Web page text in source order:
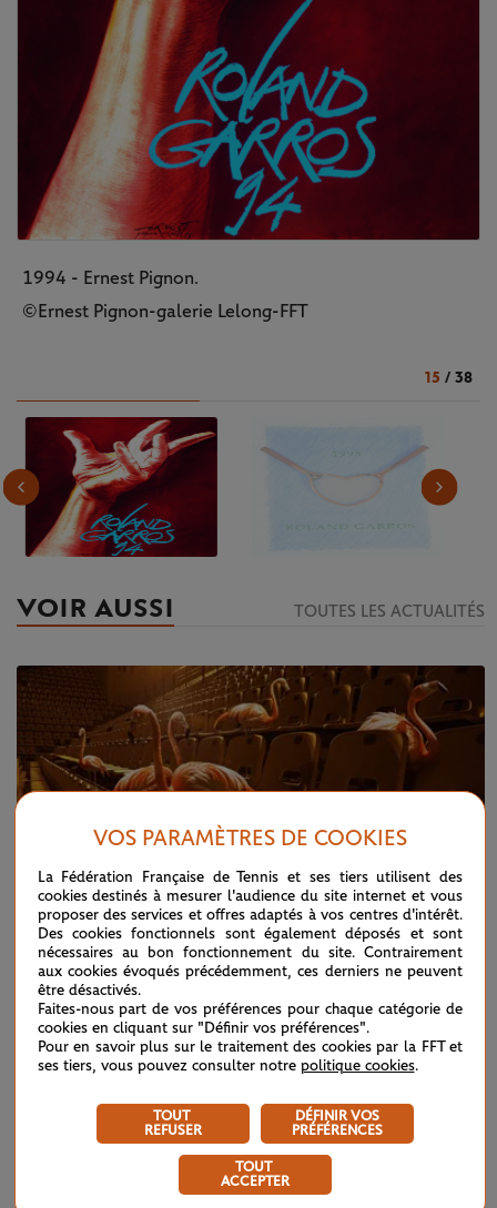
1994 - Ernest Pignon.
©Ernest Pignon-galerie Lelong-FFT
15 / 38
VOIR AUSSI TOUTES LES ACTUALITÉS
JEUDI 18 JANVIER 2018
Terre sauvage
VOS PARAMÈTRES DE COOKIES
La Fédération Française de Tennis et ses tiers utilisent des
cookies destinés à mesurer l'audience du site internet et vous
proposer des services et offres adaptés à vos centres d'intérêt.
Des cookies fonctionnels sont également déposés et sont
nécessaires au bon fonctionnement du site. Contrairement
aux cookies évoqués précédemment, ces derniers ne peuvent
être désactivés.
Faites-nous part de vos préférences pour chaque catégorie de
cookies en cliquant sur "Définir vos préférences".
Pour en savoir plus sur le traitement des cookies par la FFT et
ses tiers, vous pouvez consulter notre politique cookies.
TOUT
REFUSER
DÉFINIR VOS
PRÉFÉRENCES
TOUT
ACCEPTER